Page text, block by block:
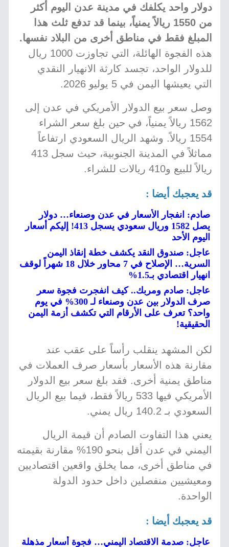
دولار واحد يكلفك في مدينة عدن اليوم أكثر
من 1550 ريالاً يمنياً، بينما قد تدفع ثلث هذا
المبلغ فقط في مناطق أخرى من البلاد نفسها.
هذه الفجوة الهائلة، التي تجاوزت 1000 ريال
للدولار الواحد، تجسد كارثة الانهيار النقدي
التي يعيشها اليمن في 5 يوليو 2026.
وصل سعر بيع الدولار الأمريكي في عدن إلى
1562 ريالاً يمنياً، في حين بلغ سعر الشراء
1554 ريالاً. وشهد الريال السعودي ارتفاعاً
مماثلاً في المدينة الجنوبية، حيث سجل 413
ريالاً للبيع و410 ريالات للشراء.
قد يعجبك أيضا :
صادم: انفجار الأسعار في عدن وصنعاء… دولار
يصل 1582 وريال سعودي يسجل 413! إليكم أسعار
اليوم الأحد
عاجل: صندوق النقد يكشف خطة إنقاذ اليمن
السرية… الإصلاح في 7 محاور خلال 18 شهراً لوقف
انهيار اقتصادي بـ1.5%
عاجل: صادم ومربك.. كيف انفجرت فجوة سعر
صرف الدولار بين عدن وصنعاء لـ 300% في يوم
واحد؟ تعرف على الأرقام التي تكشف أزمة اليمن
الحقيقية!
لكن المشهد ينقلب رأساً على عقب عند
مقارنة هذه الأسعار بأسعار صرف العملات في
مناطق يمنية أخرى. فقد بلغ سعر بيع الدولار
الأمريكي فيها 533 ريالاً فقط، فيما بيع الريال
السعودي بـ 140.2 ريال يمني.
يعني هذا التفاوت الصادم أن قيمة الريال
اليمني في عدن أقل بنحو 190% مقارنة بقيمته
في مناطق أخرى، مما يخلق واقعين اقتصاديين
ومعيشيين منفصلين داخل حدود الدولة
الواحدة.
قد يعجبك أيضا :
عاجل: صدمة الاقتصاد اليمني… فجوة أسعار مذهلة